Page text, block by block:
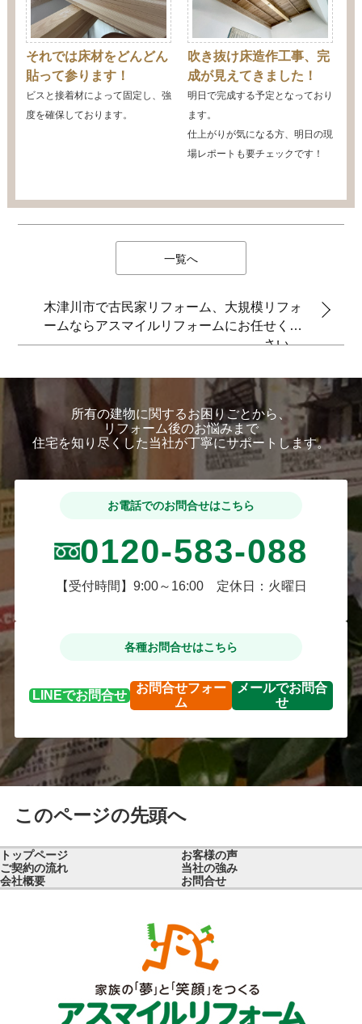
それでは床材をどんどん
貼って参ります！
ビスと接着材によって固定し、強
度を確保しております。
吹き抜け床造作工事、完
成が見えてきました！
明日で完成する予定となっており
ます。
仕上がりが気になる方、明日の現
場レポートも要チェックです！
一覧へ
木津川市で古民家リフォーム、大規模リフォ
ームならアスマイルリフォームにお任せくだ
さい。
所有の建物に関するお困りごとから、
リフォーム後のお悩みまで
住宅を知り尽くした当社が丁寧にサポートします。
お電話でのお問合せはこちら
0120-583-088
【受付時間】9:00～16:00 定休日：火曜日
各種お問合せはこちら
LINEでお問合せ
お問合せフォー
ム
メールでお問合
せ
このページの先頭へ
トップページ
お客様の声
ご契約の流れ
当社の強み
会社概要
お問合せ